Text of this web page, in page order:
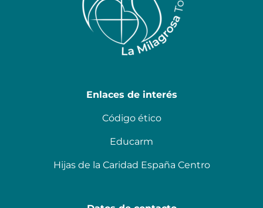
Enlaces de interés
Código ético
Educarm
Hijas de la Caridad España Centro